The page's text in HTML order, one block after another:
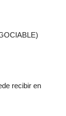
recibir en